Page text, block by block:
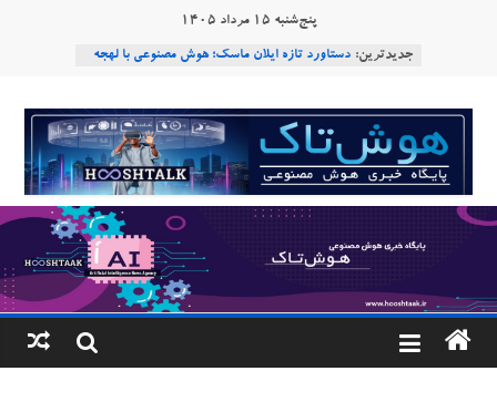
پنج‌شنبه ۱۵ مرداد ۱۴۰۵
جدیدترین: دستاورد تازه ایلان ماسک؛ هوش مصنوعی با لهجه
Robotics
ربات T‑800
Consensus.app
هوش مصنوعی با تنش‌های اجتماعی چه می‌کند؟
هوشتاک
پایگاه
خبری
هوش